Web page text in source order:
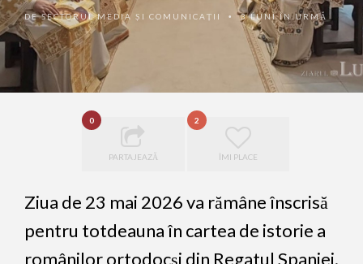
DESECTORUL MEDIA ȘI COMUNICAȚII •3 LUNI ÎN URMĂ
0
PARTAJEAZĂ
2
ÎMI PLACE
Ziua de 23 mai 2026 va rămâne înscrisă
pentru totdeauna în cartea de istorie a
românilor ortodocşi din Regatul Spaniei.